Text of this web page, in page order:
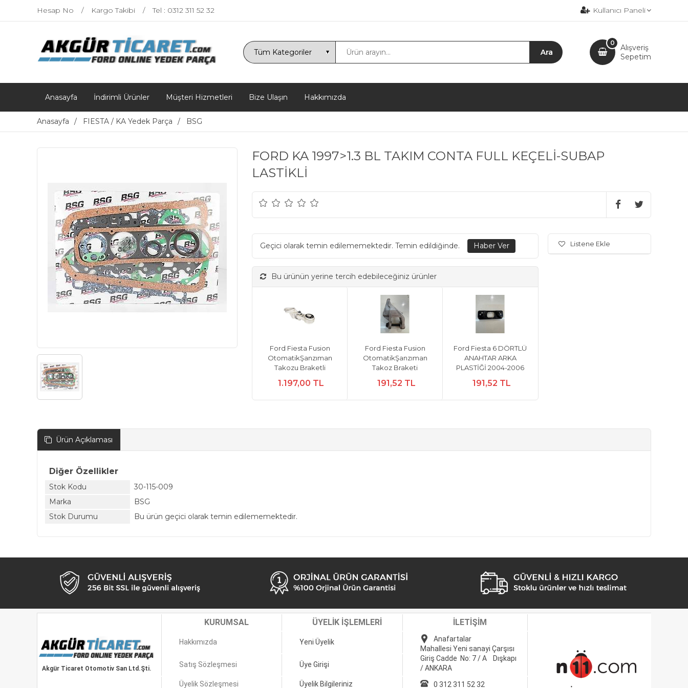
Hesap No Kargo Takibi Tel : 0312 311 52 32 Kullanıcı Paneli
Alışveriş
Sepetim
0
Anasayfa İndirimli Ürünler Müşteri Hizmetleri Bize Ulaşın Hakkımızda
Anasayfa FIESTA / KA Yedek Parça BSG
FORD KA 1997>1.3 BL TAKIM CONTA FULL KEÇELİ-SUBAP
LASTİKLİ
Geçici olarak temin edilememektedir. Temin edildiğinde.
Bu ürünün yerine tercih edebileceğiniz ürünler
Ford Fiesta Fusion
OtomatikŞanzıman
Takozu Braketli
1.197,00 TL
Ford Fiesta Fusion
OtomatikŞanzıman
Takoz Braketi
191,52 TL
Ford Fiesta 6 DÖRTLÜ
ANAHTAR ARKA
PLASTİĞİ 2004-2006
191,52 TL
Listene Ekle
Ürün Açıklaması
Diğer Özellikler
Stok Kodu
30-115-009
Marka
BSG
Stok Durumu
Bu ürün geçici olarak temin edilememektedir.
Akgür Ticaret Otomotiv San Ltd.Şti.
KURUMSAL ÜYELİK İŞLEMLERİ İLETİŞİM
Hakkımızda Yeni Üyelik
Anafartalar
Mahallesi Yeni sanayi Çarşısı
Giriş Cadde No: 7 / A Dışkapı
/ ANKARA
Satış Sözleşmesi Üye Girişi
Üyelik Sözleşmesi Üyelik Bilgileriniz 0 312 311 52 32